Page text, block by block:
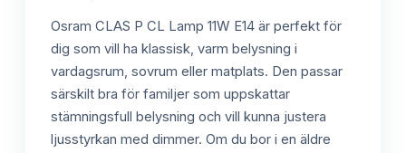
Osram CLAS P CL Lamp 11W E14 är perfekt för
dig som vill ha klassisk, varm belysning i
vardagsrum, sovrum eller matplats. Den passar
särskilt bra för familjer som uppskattar
stämningsfull belysning och vill kunna justera
ljusstyrkan med dimmer. Om du bor i en äldre